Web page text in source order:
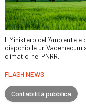
Il Ministero dell’Ambiente e
disponibile un Vademecum
climatici nel PNRR.
FLASH NEWS
Contabilità pubblica